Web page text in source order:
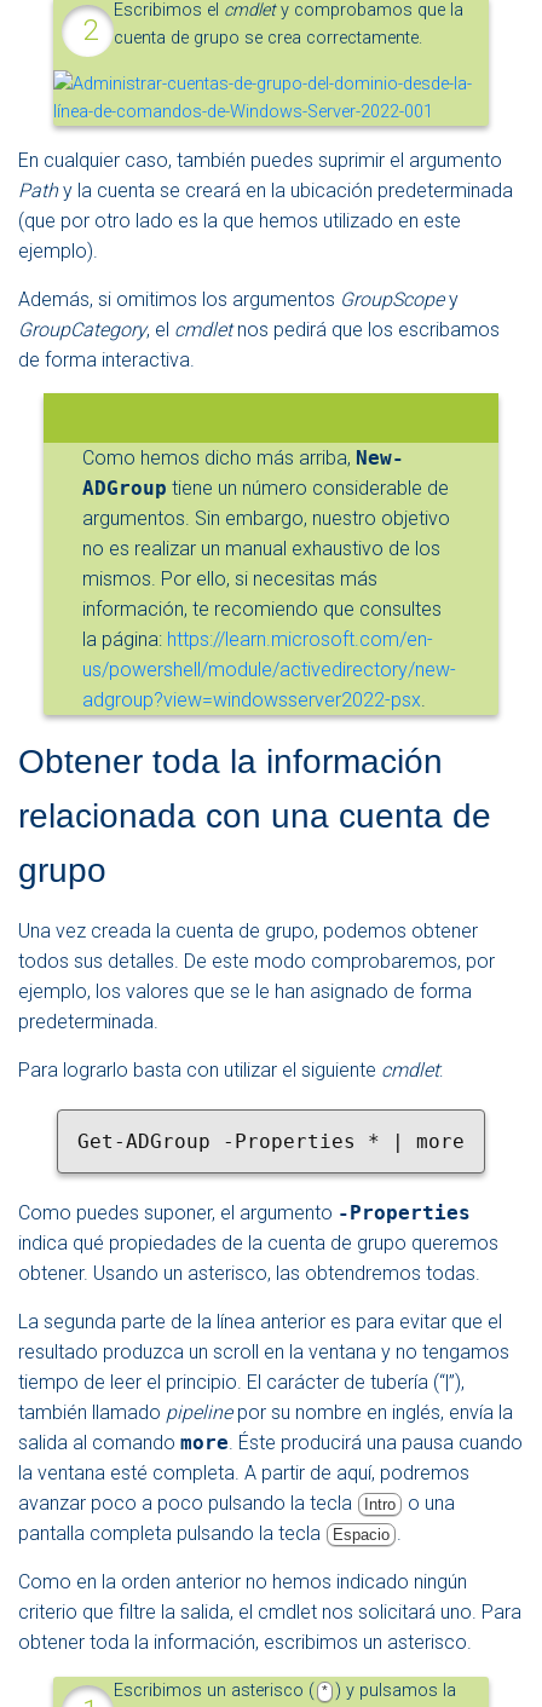
Escribimos el cmdlety comprobamos que la
cuenta de grupo se crea correctamente.
En cualquier caso, también puedes suprimir el argumento
Pathy la cuenta se creará en la ubicación predeterminada
(que por otro lado es la que hemos utilizado en este
ejemplo).
Además, si omitimos los argumentos GroupScopey
GroupCategory, el cmdletnos pedirá que los escribamos
de forma interactiva.
Como hemos dicho más arriba, New-
ADGroup tiene un número considerable de
argumentos. Sin embargo, nuestro objetivo
no es realizar un manual exhaustivo de los
mismos. Por ello, si necesitas más
información, te recomiendo que consultes
la página: https://learn.microsoft.com/en-
us/powershell/module/activedirectory/new-
adgroup?view=windowsserver2022-psx.
Obtener toda la información
relacionada con una cuenta de
grupo
Una vez creada la cuenta de grupo, podemos obtener
todos sus detalles. De este modo comprobaremos, por
ejemplo, los valores que se le han asignado de forma
predeterminada.
Para lograrlo basta con utilizar el siguiente cmdlet:
Get-ADGroup -Properties * | more
Como puedes suponer, el argumento -Properties
indica qué propiedades de la cuenta de grupo queremos
obtener. Usando un asterisco, las obtendremos todas.
La segunda parte de la línea anterior es para evitar que el
resultado produzca un scroll en la ventana y no tengamos
tiempo de leer el principio. El carácter de tubería (“|”),
también llamado pipelinepor su nombre en inglés, envía la
salida al comando more. Éste producirá una pausa cuando
la ventana esté completa. A partir de aquí, podremos
avanzar poco a poco pulsando la tecla
Intro
o una
pantalla completa pulsando la tecla
Espacio .
Como en la orden anterior no hemos indicado ningún
criterio que filtre la salida, el cmdlet nos solicitará uno. Para
obtener toda la información, escribimos un asterisco.
Escribimos un asterisco ( * ) y pulsamos la